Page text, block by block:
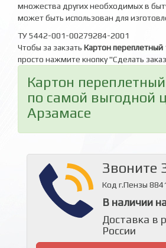
множества других необходимых в
может быть использован для
ТУ 5442-001-00279284-2001
Чтобы за закзать Картон
просто нажмите кнопку "Сделать
Картон
по самой выгодной
Арзамасе
Звоните
Код г.Пензы
В наличии
Доставка в
России